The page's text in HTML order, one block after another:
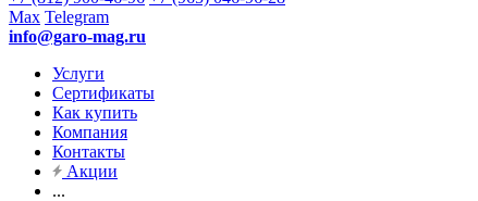
Max Telegram
info@garo-mag.ru
Услуги
Сертификаты
Как купить
Компания
Контакты
Акции
...